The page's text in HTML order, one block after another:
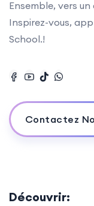
Ensemble, vers
Inspirez-vous,
School.!
Contactez
Découvrir: